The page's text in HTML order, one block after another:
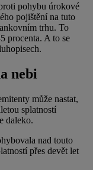
pohybu úrokové
pojištění na tuto
trhu. To
procenta. A to se
nebi
může nastat,
splatností
daleko.
nad touto
přes devět let